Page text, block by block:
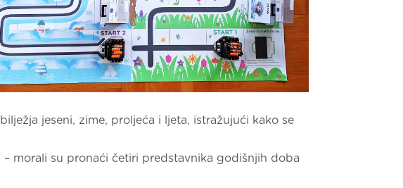
jeseni, zime, proljeća i ljeta, istražujući kako se
morali su pronaći četiri predstavnika godišnjih doba